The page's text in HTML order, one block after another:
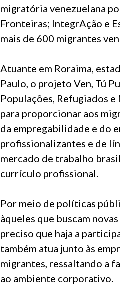
migratória venezuelana
Fronteiras; IntegrAção e
mais de 600 migrantes
Atuante em Roraima,
Paulo, o projeto Ven, Tú
Populações, Refugiados
para proporcionar aos
da empregabilidade e do
profissionalizantes e de
mercado de trabalho
currículo profissional.
Por meio de políticas
àqueles que buscam
preciso que haja a
também atua junto às
migrantes, ressaltando a
ao ambiente corporativo.